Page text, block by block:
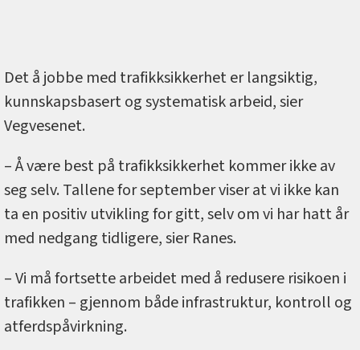
Det å jobbe med trafikksikkerhet er langsiktig,
kunnskapsbasert og systematisk arbeid, sier
Vegvesenet.
– Å være best på trafikksikkerhet kommer ikke av
seg selv. Tallene for september viser at vi ikke kan
ta en positiv utvikling for gitt, selv om vi har hatt år
med nedgang tidligere, sier Ranes.
– Vi må fortsette arbeidet med å redusere risikoen i
trafikken – gjennom både infrastruktur, kontroll og
atferdspåvirkning.